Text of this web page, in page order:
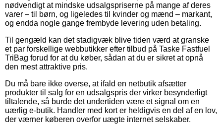
nødvendigt at mindske udsalgspriserne på mange af deres
varer – til børn, og ligeledes til kvinder og mænd – markant,
og endda nogle gange frembyde levering uden betaling.
Til gengæld kan det stadigvæk blive tiden værd at granske
et par forskellige webbutikker efter tilbud på Taske Fastfuel
TriBag forud for at du køber, sådan at du er sikret at opnå
den mest attraktive pris.
Du må bare ikke overse, at ifald en netbutik afsætter
produkter til salg for en udsalgspris der virker besynderligt
tiltalende, så burde det undertiden være et signal om en
uærlig e-butik. Handler med kort er heldigvis en del af en lov,
der værner køberen overfor uægte internet selskaber.